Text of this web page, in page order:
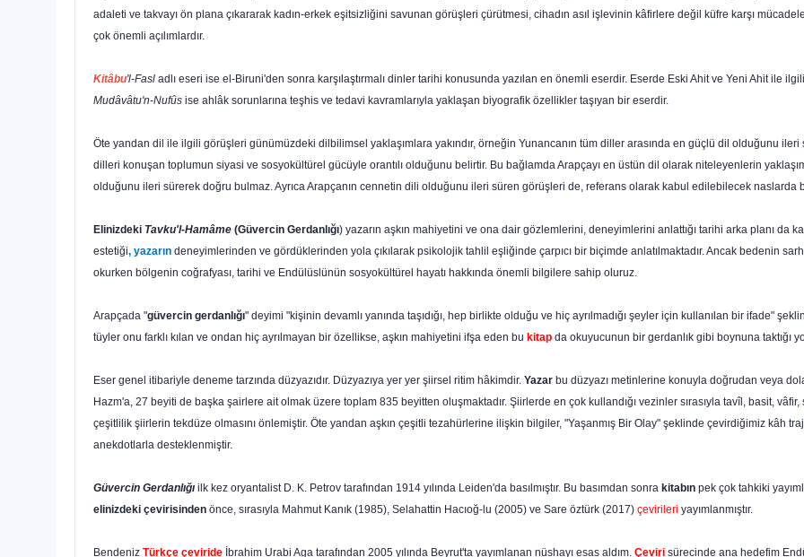
adaleti ve takvayı ön plana çıkararak kadın-erkek eşitsizliğini savunan görüşleri çürütmesi, cihadın asıl işlevinin kâfirlere değil küfre karşı
çok önemli açılımlardır.
Kitâbu'l-Fasl adlı eseri ise el-Biruni'den sonra karşılaş­tırmalı dinler tarihi konusunda yazılan en önemli eserdir. Eserde Eski Ahit ve Yeni Ahit ile
Mudâvâtu'n-Nufûs ise ahlâk sorunlarına teşhis ve tedavi kavramlarıyla yaklaşan biyografik özellikler taşıyan bir eserdir.
Öte yandan dil ile ilgili görüşleri günümüzdeki dilbilimsel yaklaşımlara yakındır, örneğin Yunancanın tüm diller arasında en güçlü dil olduğunu ileri
dilleri konuşan toplumun siyasi ve sosyokültürel gücüyle orantılı olduğu­nu belirtir. Bu bağlamda Arapçayı en üstün dil olarak nite­leyenlerin
olduğunu ileri sürerek doğru bulmaz. Ayrıca Arapçanın cennetin dili olduğunu ileri süren görüşle­ri de, referans olarak kabul edilebilecek naslarda
Elinizdeki Tavku'l-Hamâme (Güvercin Gerdanlığı) yaza­rın aşkın mahiyetini ve ona dair gözlemlerini, deneyimle­rini anlattığı tarihi arka planı
estetiği, yazarın de­neyimlerinden ve gördüklerinden yola çıkılarak psikolojik tahlil eşliğinde çarpıcı bir biçimde anlatılmaktadır. Ancak bedenin
okurken bölgenin coğrafyası, tarihi ve Endülüslünün sosyokültürel hayatı hakkında önemli bilgilere sahip oluruz.
Arapçada "güvercin gerdanlığı" deyimi "kişinin devamlı yanında taşıdığı, hep birlikte olduğu ve hiç ayrılmadığı şey­ler için kullanılan bir ifade"
tüyler onu farklı kılan ve ondan hiç ayrılmayan bir özellikse, aşkın mahiyetini ifşa eden bu kitap da okuyucunun bir gerdanlık gibi boynuna taktığı
Eser genel itibariyle deneme tarzında düzyazıdır. Düzya­zıya yer yer şiirsel ritim hâkimdir. Yazar bu düzyazı metinle­rine konuyla doğrudan veya
Hazm'a, 27 beyiti de başka şairlere ait olmak üzere toplam 835 beyitten oluşmaktadır. Şiirlerde en çok kullandığı vezinler sırasıyla tavîl, basit,
çeşitlilik şiirlerin tekdüze olmasını önlemiştir. Öte yandan aşkın çeşitli tezahürlerine ilişkin bilgiler, "Yaşanmış Bir Olay" şeklinde çevirdiğimiz kâh
anekdotlarla destek­lenmiştir.
Güvercin Gerdanlığı ilk kez oryantalist D. K. Petrov ta­rafından 1914 yılında Leiden'da basılmıştır. Bu basımdan sonra kitabın pek çok tahkiki
elinizdeki çevirisin­den önce, sırasıyla Mahmut Kanık (1985), Selahattin Hacıoğ-lu (2005) ve Sare öztürk (2017) çevirileri yayımlanmıştır.
Bendeniz Türkçe çeviride İbrahim Urabi Aga tarafından 2005 yılında Beyrut'ta yayımlanan nüshayı esas aldım. Çe­viri sürecinde ana hedefim